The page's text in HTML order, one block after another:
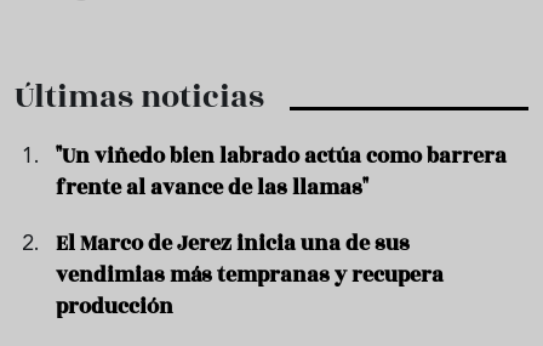
Últimas noticias
"Un viñedo bien labrado actúa como barrera
frente al avance de las llamas"
El Marco de Jerez inicia una de sus
vendimias más tempranas y recupera
producción